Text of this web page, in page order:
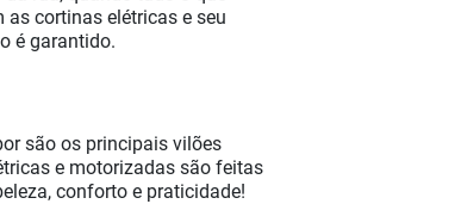
as cortinas elétricas e seu
é garantido.
são os principais vilões
e motorizadas são feitas
conforto e praticidade!